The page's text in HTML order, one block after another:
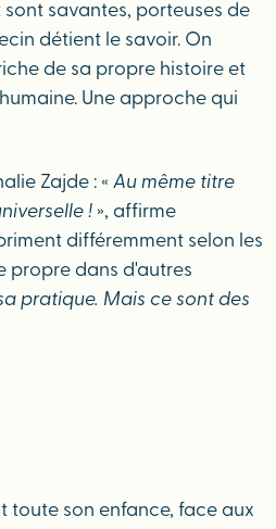
savantes, porteuses de
détient le savoir. On
de sa propre histoire et
Une approche qui
Zajde : « Au même titre
! », affirme
différemment selon les
propre dans d'autres
pratique. Mais ce sont des
toute son enfance, face aux